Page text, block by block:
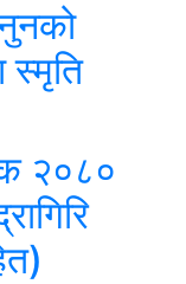
स्‍मृति
२०८०